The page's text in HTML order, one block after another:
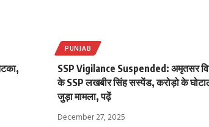
PUNJAB
SSP Vigilance Suspended: अमृतसर
के SSP लखबीर सिंह सस्पेंड, करोड़ो के
जुड़ा मामला, पढ़ें
December 27, 2025